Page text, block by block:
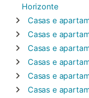
Horizonte
Casas e
Casas e
Casas e
Casas e
Casas e
Casas e